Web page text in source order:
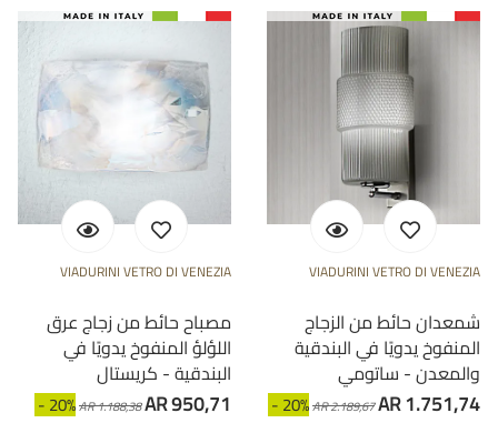
VIADURINI VETRO DI VENEZIA
مصباح حائط من زجاج عرق
اللؤلؤ المنفوخ يدويًا في
البندقية - كريستال
- 20%AR 1.188,38AR 950,71
VIADURINI VETRO DI VENEZIA
شمعدان حائط من الزجاج
المنفوخ يدويًا في البندقية
والمعدن - ساتومي
- 20%AR 2.189,67AR 1.751,74